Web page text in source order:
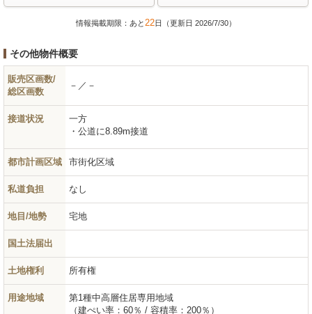
情報掲載期限：あと22日（更新日 2026/7/30）
その他物件概要
販売区画数/
総区画数
－／－
接道状況
一方
公道に8.89m接道
都市計画区域 市街化区域
私道負担 なし
地目/地勢 宅地
国土法届出
土地権利 所有権
用途地域
第1種中高層住居専用地域
（建ぺい率：60％ / 容積率：200％）